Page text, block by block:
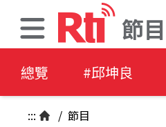
節目
總覽 #邱坤良
::: / 節目